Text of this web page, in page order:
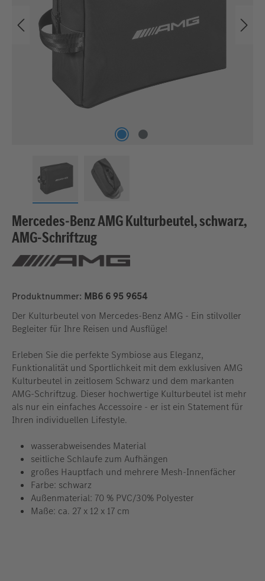
Mercedes-Benz AMG Kulturbeutel, schwarz,
AMG-Schriftzug
Produktnummer: MB6 6 95 9654
Der Kulturbeutel von Mercedes-Benz AMG - Ein stilvoller
Begleiter für Ihre Reisen und Ausflüge!
Erleben Sie die perfekte Symbiose aus Eleganz,
Funktionalität und Sportlichkeit mit dem exklusiven AMG
Kulturbeutel in zeitlosem Schwarz und dem markanten
AMG-Schriftzug. Dieser hochwertige Kulturbeutel ist mehr
als nur ein einfaches Accessoire - er ist ein Statement für
Ihren individuellen Lifestyle.
wasserabweisendes Material
seitliche Schlaufe zum Aufhängen
großes Hauptfach und mehrere Mesh-Innenfächer
Farbe: schwarz
Außenmaterial: 70 % PVC/30% Polyester
Maße: ca. 27 x 12 x 17 cm